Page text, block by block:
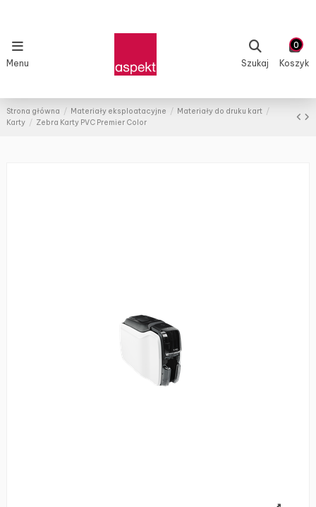
Menu Szukaj
0
Koszyk
Strona główna Materiały eksploatacyjne
Materiały do druku kart
Karty
Zebra Karty PVC Premier Color